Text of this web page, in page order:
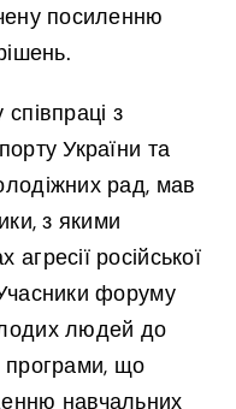
посиленню
з
України та
рад, мав
з якими
російської
форуму
людей до
програми, що
навчальних